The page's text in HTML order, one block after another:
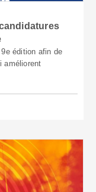
édition afin de
améliorent